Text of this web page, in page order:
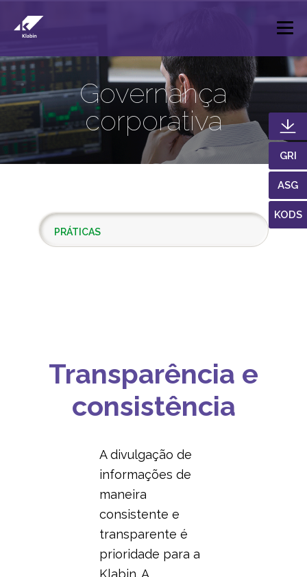
Pular para o Conteúdo principal
Governança
corporativa
GRI
ASG
KODS
PRÁTICAS
Transparência e
consistência
A divulgação de
informações de
maneira
consistente e
transparente é
prioridade para a
Klabin. A